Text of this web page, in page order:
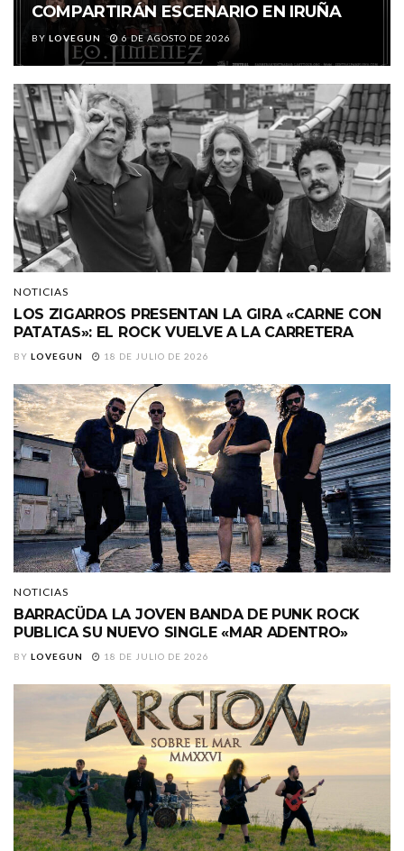
COMPARTIRÁN ESCENARIO EN IRUÑA
BY LOVEGUN 6 DE AGOSTO DE 2026
NOTICIAS
LOS ZIGARROS PRESENTAN LA GIRA «CARNE CON
PATATAS»: EL ROCK VUELVE A LA CARRETERA
BY LOVEGUN 18 DE JULIO DE 2026
NOTICIAS
BARRACÜDA LA JOVEN BANDA DE PUNK ROCK
PUBLICA SU NUEVO SINGLE «MAR ADENTRO»
BY LOVEGUN 18 DE JULIO DE 2026